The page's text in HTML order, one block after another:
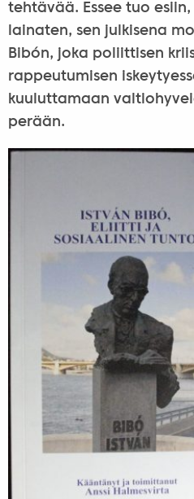
tehtävää. Essee tuo
lainaten, sen julkisena
Bibón, joka poliittisen
rappeutumisen
kuuluttamaan
perään.